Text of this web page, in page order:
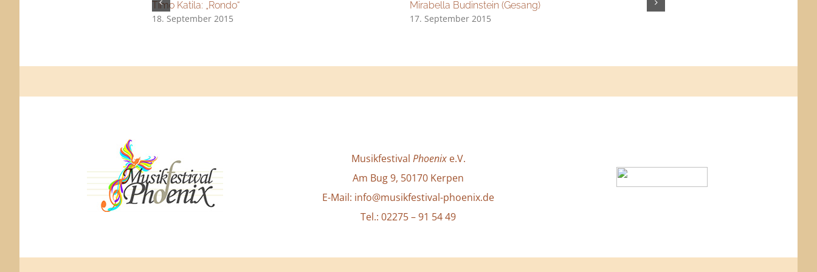
Timo Katila: „Rondo“
18. September 2015
Mirabella Budinstein (Gesang)
17. September 2015
Musikfestival Phoenixe.V.
Am Bug 9, 50170 Kerpen
E-Mail: info@musikfestival-phoenix.de
Tel.: 02275 – 91 54 49